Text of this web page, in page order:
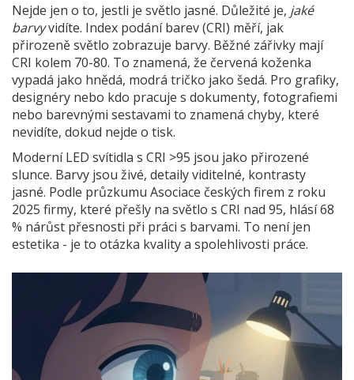
Nejde jen o to, jestli je světlo jasné. Důležité je, jaké
barvyvidíte. Index podání barev (CRI) měří, jak
přirozeně světlo zobrazuje barvy. Běžné zářivky mají
CRI kolem 70-80. To znamená, že červená koženka
vypadá jako hnědá, modrá tričko jako šedá. Pro grafiky,
designéry nebo kdo pracuje s dokumenty, fotografiemi
nebo barevnými sestavami to znamená chyby, které
nevidíte, dokud nejde o tisk.
Moderní LED svítidla s CRI >95 jsou jako přirozené
slunce. Barvy jsou živé, detaily viditelné, kontrasty
jasné. Podle průzkumu Asociace českých firem z roku
2025 firmy, které přešly na světlo s CRI nad 95, hlásí 68
% nárůst přesnosti při práci s barvami. To není jen
estetika - je to otázka kvality a spolehlivosti práce.